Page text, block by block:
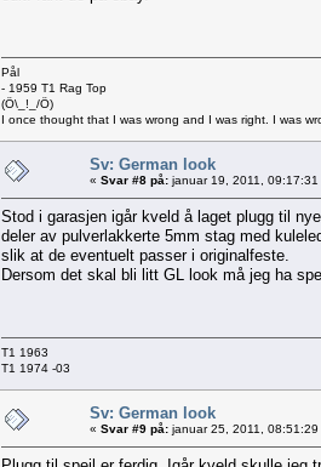
Pål
- 1959 T1 Rag Top
(Ö\_!_/Ö)
I once thought that I was wrong and I was right. I was
Sv: German look
« Svar #8 på: januar 19, 2011, 09:17:31
Stod i garasjen igår kveld å laget plugg til
deler av pulverlakkerte 5mm stag med
slik at de eventuelt passer i originalfeste.
Dersom det skal bli litt GL look må jeg ha
T1 1963
T1 1974 -03
Sv: German look
« Svar #9 på: januar 25, 2011, 08:51:29